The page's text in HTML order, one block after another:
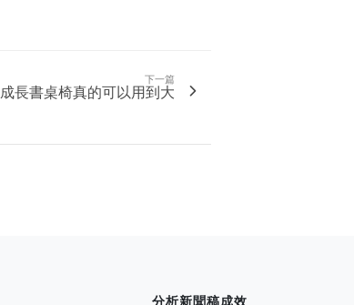
下一篇
成長書桌椅真的可以用到大
分析新聞稿成效